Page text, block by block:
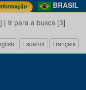
BRASIL
| Ir para a busca [3]
Español Français